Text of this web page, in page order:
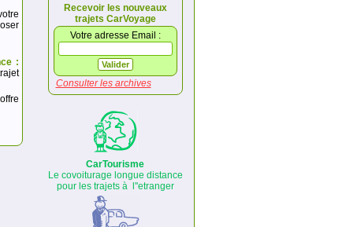
:
Recevoir les nouveaux
trajets CarVoyage
Votre adresse Email :
Consulter les archives
CarTourisme
Le covoiturage longue distance
pour les trajets à l''etranger